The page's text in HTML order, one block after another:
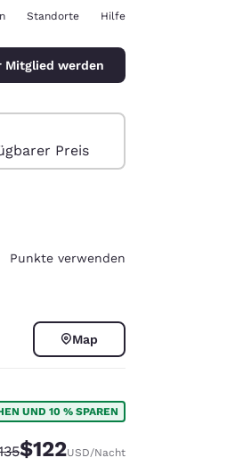
Standorte Hilfe
Mitglied werden
Preis
Punkte verwenden
Map
UND 10 % SPAREN
Preis:
Vergünstigter Preis:
$122USD/Nacht